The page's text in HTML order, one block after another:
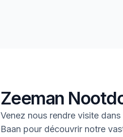
Zeeman
Venez nous rendre visite
Baan pour découvrir notre